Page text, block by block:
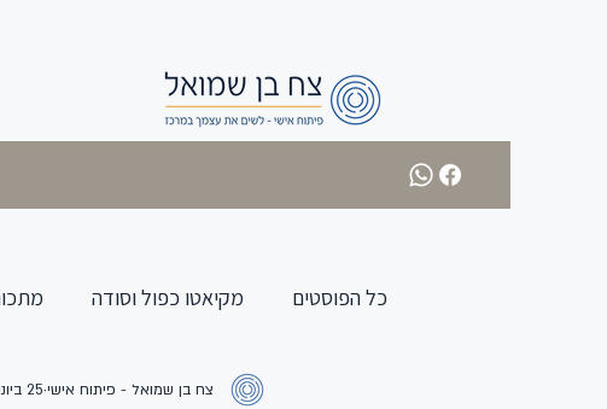
כל הפוסטים מקיאטו כפול וסודה
צח בן שמואל - פיתוח אישי 25 ביוני 2020